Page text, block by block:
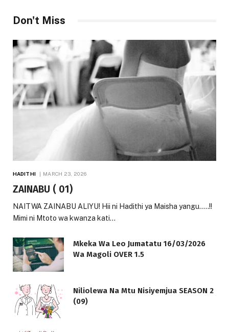
Don't Miss
HADITHI MARCH 23, 2026
ZAINABU ( 01)
NAITWA ZAINABU ALIYU! Hii ni Hadithi ya Maisha yangu…..!!
Mimi ni Mtoto wa kwanza kati…
Mkeka Wa Leo Jumatatu 16/03/2026
Wa Magoli OVER 1.5
Niliolewa Na Mtu Nisiyemjua SEASON 2
(09)